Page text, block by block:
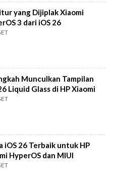
yang Dijiplak Xiaomi
3 dari iOS 26
Munculkan Tampilan
Liquid Glass di HP Xiaomi
iOS 26 Terbaik untuk HP
HyperOS dan MIUI